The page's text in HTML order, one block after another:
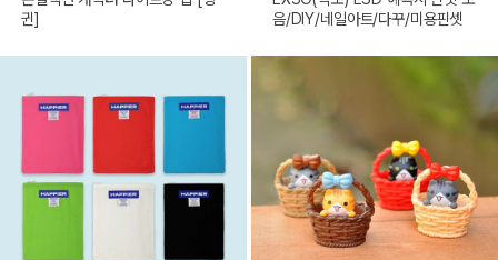
귄]
음/DIY/네일아트/다꾸/미용핀셋